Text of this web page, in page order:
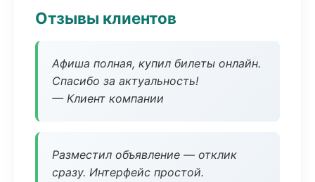
Отзывы клиентов
Афиша полная, купил билеты онлайн.
Спасибо за актуальность!
— Клиент компании
Разместил объявление — отклик
сразу. Интерфейс простой.